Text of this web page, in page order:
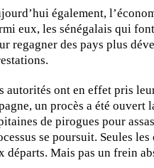
également,
eux, les sénégalais qui
regagner des pays plus
autorités ont en effet pris
un procès a été ouvert
de pirogues pour
se poursuit. Seules
départs. Mais pas un frein